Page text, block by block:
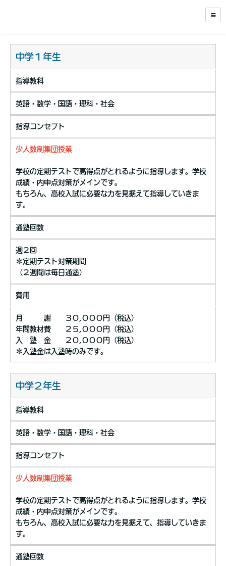
中学１年生
指導教科
英語・数学・国語・理科・社会
指導コンセプト
少人数制集団授業
学校の定期テストで高得点がとれるように指導します。学校
成績・内申点対策がメインです。
もちろん、高校入試に必要な力を見据えて指導していきま
す。
通塾回数
週２回
＊定期テスト対策期間
（２週間は毎日通塾）
費用
月 謝 ３０,０００円（税込）
年間教材費 ２５,０００円（税込）
入 塾 金 ２０,０００円（税込）
＊入塾金は入塾時のみです。
中学２年生
指導教科
英語・数学・国語・理科・社会
指導コンセプト
少人数制集団授業
学校の定期テストで高得点がとれるように指導します。学校
成績・内申点対策がメインです。
もちろん、高校入試に必要な力を見据えて、指導していきま
す。
通塾回数